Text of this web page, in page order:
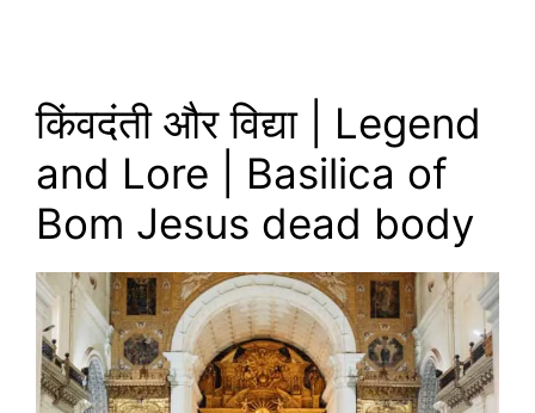
किंवदंती और विद्या | Legend
and Lore | Basilica of
Bom Jesus dead body